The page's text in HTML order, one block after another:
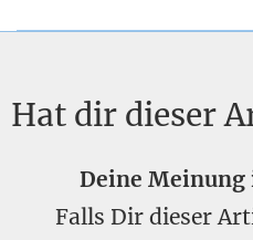
Hat dir dieser
Deine
Falls Dir dieser